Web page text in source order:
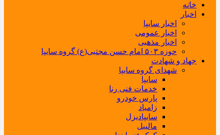
خانه
اخبار
اخبار سایپا
اخبار عمومی
اخبار مذهبی
حوزه ۵۰۳ امام حسن مجتبی(ع) گروه سایپا
جهاد و شهادت
شهدای گروه سایپا
سایپا
خدمات فنی رنا
پارس خودرو
زامیاد
سایپادیزل
مالیبل